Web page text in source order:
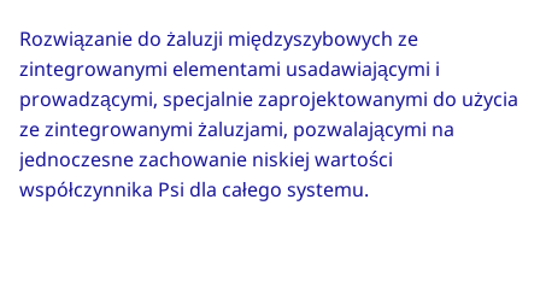
Rozwiązanie do żaluzji międzyszybowych ze
zintegrowanymi elementami usadawiającymi i
prowadzącymi, specjalnie zaprojektowanymi do użycia
ze zintegrowanymi żaluzjami, pozwalającymi na
jednoczesne zachowanie niskiej wartości
współczynnika Psi dla całego systemu.